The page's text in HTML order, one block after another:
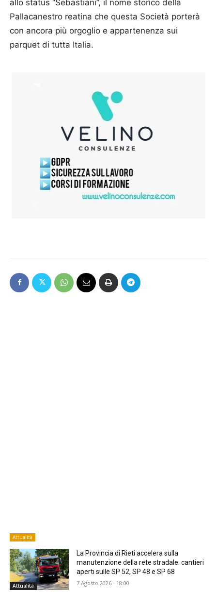
allo status “Sebastiani”, il nome storico della
Pallacanestro reatina che questa Società porterà
con ancora più orgoglio e appartenenza sui
parquet di tutta Italia.
Attualità
Attualità
La Provincia di Rieti accelera sulla
manutenzione della rete stradale: cantieri
aperti sulle SP 52, SP 48 e SP 68
7 Agosto 2026 - 18:00